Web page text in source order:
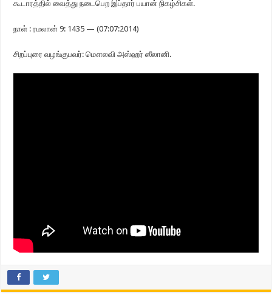
கூடாரத்தில் வைத்து நடைபெற இப்தார் பயான் நிகழ்சிகள்.
நாள் : ரமலான் 9: 1435 — (07:07:2014)
சிறப்புரை வழங்குபவர்: மௌலவி அஸ்ஹர் ஸீலானி.